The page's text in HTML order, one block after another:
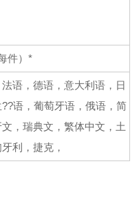
件）*
语，德语，意大利语，日
??语，葡萄牙语，俄语，简
，瑞典文，繁体中文，土
利，捷克，